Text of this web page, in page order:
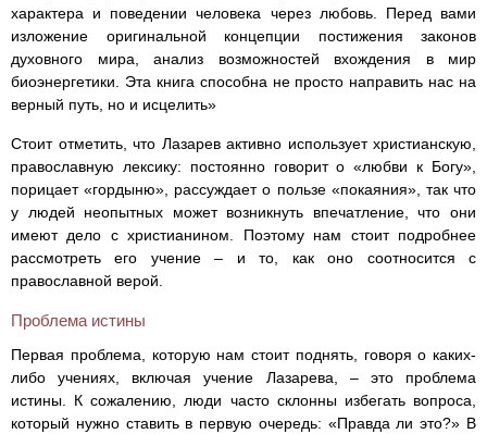
характера и поведении человека через любовь. Перед вами
изложение оригинальной концепции постижения законов
духовного мира, анализ возможностей вхождения в мир
биоэнергетики. Эта книга способна не просто направить нас на
верный путь, но и исцелить»
Стоит отметить, что Лазарев активно использует христианскую,
православную лексику: постоянно говорит о «любви к Богу»,
порицает «гордыню», рассуждает о пользе «покаяния», так что
у людей неопытных может возникнуть впечатление, что они
имеют дело с христианином. Поэтому нам стоит подробнее
рассмотреть его учение – и то, как оно соотносится с
православной верой.
Проблема истины
Первая проблема, которую нам стоит поднять, говоря о каких-
либо учениях, включая учение Лазарева, – это проблема
истины. К сожалению, люди часто склонны избегать вопроса,
который нужно ставить в первую очередь: «Правда ли это?» В